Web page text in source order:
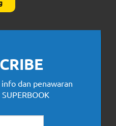
dan penawaran